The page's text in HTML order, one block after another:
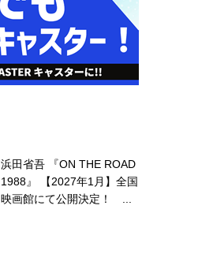
浜田省吾 『ON THE ROAD
1988』 【2027年1月】全国
映画館にて公開決定！ ...